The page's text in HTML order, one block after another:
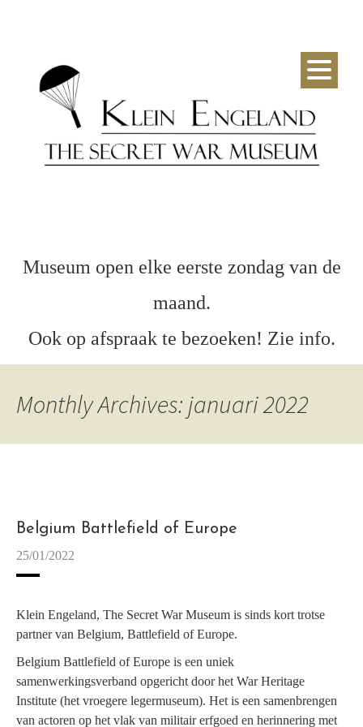
Museum open elke eers​te zondag van de
maand.
Ook op afspraak te bezoeken! Zie info.
Monthly Archives: januari 2022
Belgium Battlefield of Europe
25/01/2022
Klein Engeland, The Secret War Museum is sinds kort trotse
partner van Belgium, Battlefield of Europe.
Belgium Battlefield of Europe is een uniek
samenwerkingsverband opgericht door het War Heritage
Institute (het vroegere legermuseum). Het is een samenbrengen
van actoren op het vlak van militair erfgoed en herinnering met